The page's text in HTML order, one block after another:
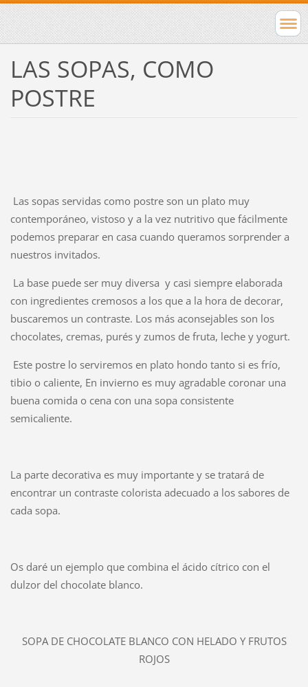
LAS SOPAS, COMO
POSTRE
Las sopas servidas como postre son un plato muy
contemporáneo, vistoso y a la vez nutritivo que fácilmente
podemos preparar en casa cuando queramos sorprender a
nuestros invitados.
La base puede ser muy diversa y casi siempre elaborada
con ingredientes cremosos a los que a la hora de decorar,
buscaremos un contraste. Los más aconsejables son los
chocolates, cremas, purés y zumos de fruta, leche y yogurt.
Este postre lo serviremos en plato hondo tanto si es frío,
tibio o caliente, En invierno es muy agradable coronar una
buena comida o cena con una sopa consistente
semicaliente.
La parte decorativa es muy importante y se tratará de
encontrar un contraste colorista adecuado a los sabores de
cada sopa.
Os daré un ejemplo que combina el ácido cítrico con el
dulzor del chocolate blanco.
SOPA DE CHOCOLATE BLANCO CON HELADO Y FRUTOS
ROJOS